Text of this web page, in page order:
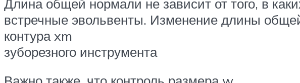
Длина общей нормали не зависит от того, в
встречные эвольвенты. Изменение длины
контура xm
зуборезного инструмента